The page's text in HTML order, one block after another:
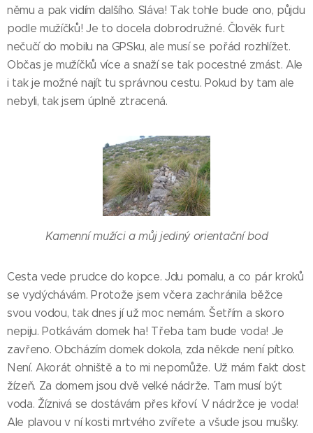
němu a pak vidím dalšího. Sláva! Tak tohle bude ono, půjdu
podle mužíčků! Je to docela dobrodružné. Člověk furt
nečučí do mobilu na GPSku, ale musí se pořád rozhlížet.
Občas je mužíčků více a snaží se tak pocestné zmást. Ale
i tak je možné najít tu správnou cestu. Pokud by tam ale
nebyli, tak jsem úplně ztracená.
Kamenní mužíci a můj jediný orientační bod
Cesta vede prudce do kopce. Jdu pomalu, a co pár kroků
se vydýchávám. Protože jsem včera zachránila běžce
svou vodou, tak dnes jí už moc nemám. Šetřím a skoro
nepiju. Potkávám domek ha! Třeba tam bude voda! Je
zavřeno. Obcházím domek dokola, zda někde není pítko.
Není. Akorát ohniště a to mi nepomůže. Už mám fakt dost
žízeň. Za domem jsou dvě velké nádrže. Tam musí být
voda. Žíznivá se dostávám přes křoví. V nádržce je voda!
Ale plavou v ní kosti mrtvého zvířete a všude jsou mušky.